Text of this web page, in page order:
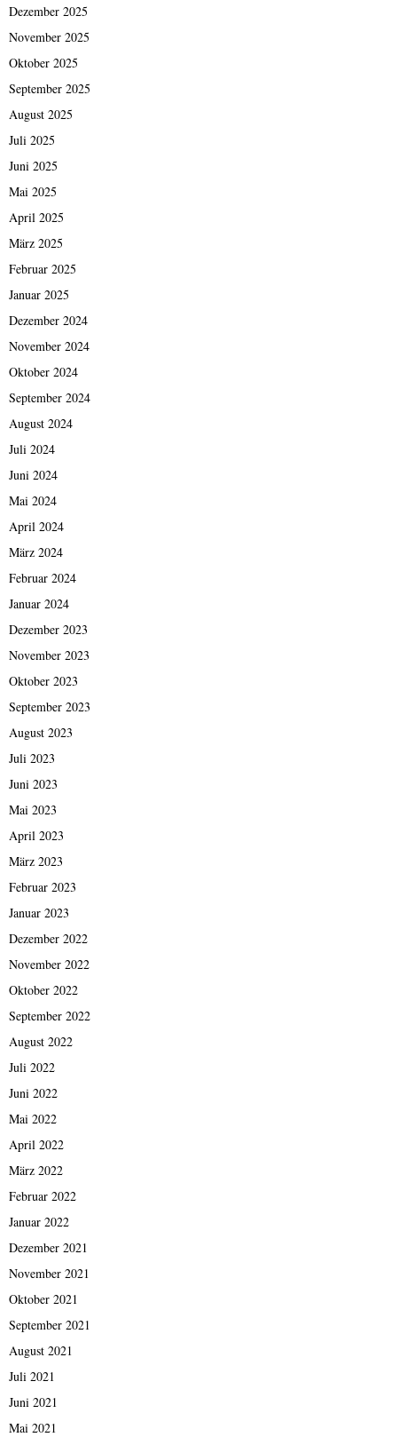
Dezember 2025
November 2025
Oktober 2025
September 2025
August 2025
Juli 2025
Juni 2025
Mai 2025
April 2025
März 2025
Februar 2025
Januar 2025
Dezember 2024
November 2024
Oktober 2024
September 2024
August 2024
Juli 2024
Juni 2024
Mai 2024
April 2024
März 2024
Februar 2024
Januar 2024
Dezember 2023
November 2023
Oktober 2023
September 2023
August 2023
Juli 2023
Juni 2023
Mai 2023
April 2023
März 2023
Februar 2023
Januar 2023
Dezember 2022
November 2022
Oktober 2022
September 2022
August 2022
Juli 2022
Juni 2022
Mai 2022
April 2022
März 2022
Februar 2022
Januar 2022
Dezember 2021
November 2021
Oktober 2021
September 2021
August 2021
Juli 2021
Juni 2021
Mai 2021